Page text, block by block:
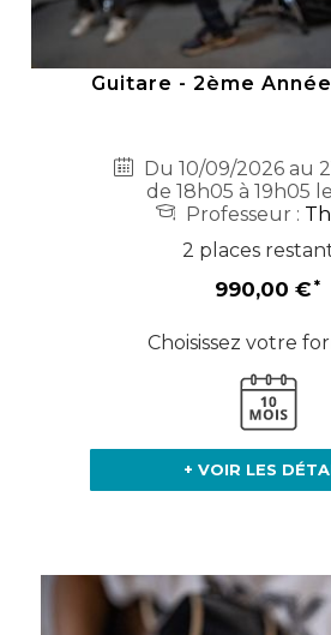
Guitare - 2ème Année
Du 10/09/2026 au
de 18h05 à 19h05
Professeur :
2 places
990,00 €
Choisissez votre
+ VOIR LES